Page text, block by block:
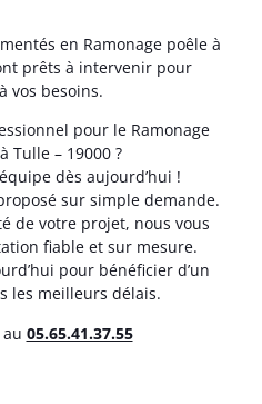
en Ramonage poêle à
prêts à intervenir pour
vos besoins.
pour le Ramonage
Tulle – 19000 ?
dès aujourd’hui !
sur simple demande.
de votre projet, nous vous
fiable et sur mesure.
pour bénéficier d’un
les meilleurs délais.
05.65.41.37.55